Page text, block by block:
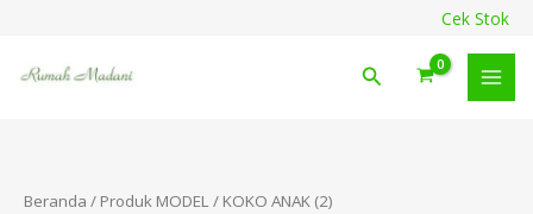
konten
Cek Stok
Cari
Beranda / Produk MODEL / KOKO ANAK (2)